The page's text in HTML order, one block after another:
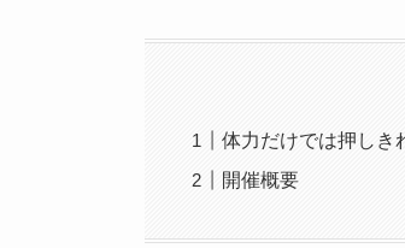
体力だけでは押しき
開催概要